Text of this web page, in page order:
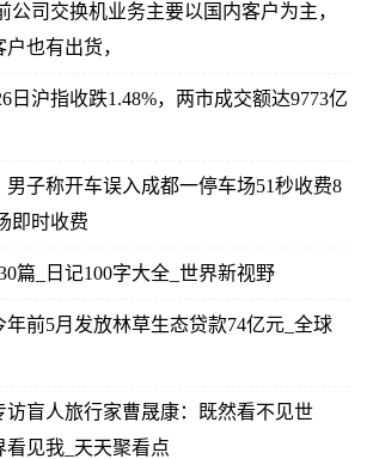
公司交换机业务主要以国内客户为主，
也有出货，
日沪指收跌1.48%，两市成交额达9773亿
男子称开车误入成都一停车场51秒收费8
即时收费
篇_日记100字大全_世界新视野
年前5月发放林草生态贷款74亿元_全球
访盲人旅行家曹晟康：既然看不见世
看见我_天天聚看点